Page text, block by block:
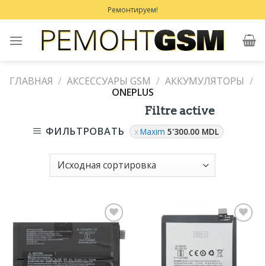
to
content
Ремонтируем!
ГЛАВНАЯ / АКСЕССУАРЫ GSM / АККУМУЛЯТОРЫ /
ONEPLUS
ФИЛЬТРОВАТЬ
Filtre active
Maxim5'300.00 MDL
Добавить
Избранное
Добавить